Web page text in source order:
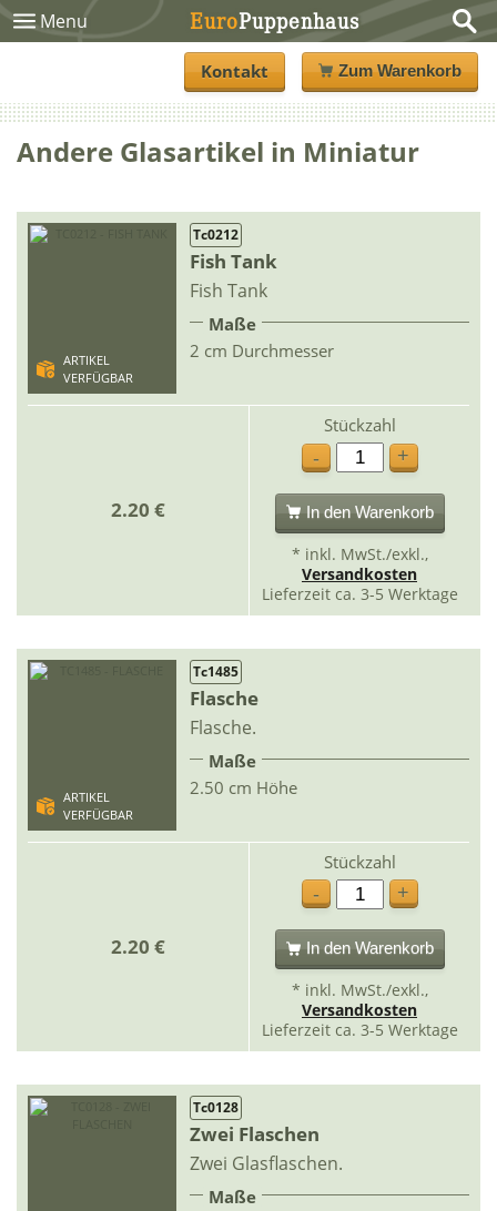
Menu EuroPuppenhaus
Kontakt Zum Warenkorb
Andere Glasartikel in Miniatur
ARTIKEL
VERFÜGBAR
Tc0212
Fish Tank
Fish Tank
Maße
2 cm Durchmesser
2.20 €
Stückzahl
-
+
In den Warenkorb
* inkl. MwSt./exkl.,
Versandkosten
Lieferzeit ca. 3-5 Werktage
ARTIKEL
VERFÜGBAR
Tc1485
Flasche
Flasche.
Maße
2.50 cm Höhe
2.20 €
Stückzahl
-
+
In den Warenkorb
* inkl. MwSt./exkl.,
Versandkosten
Lieferzeit ca. 3-5 Werktage
Tc0128
Zwei Flaschen
Zwei Glasflaschen.
Maße